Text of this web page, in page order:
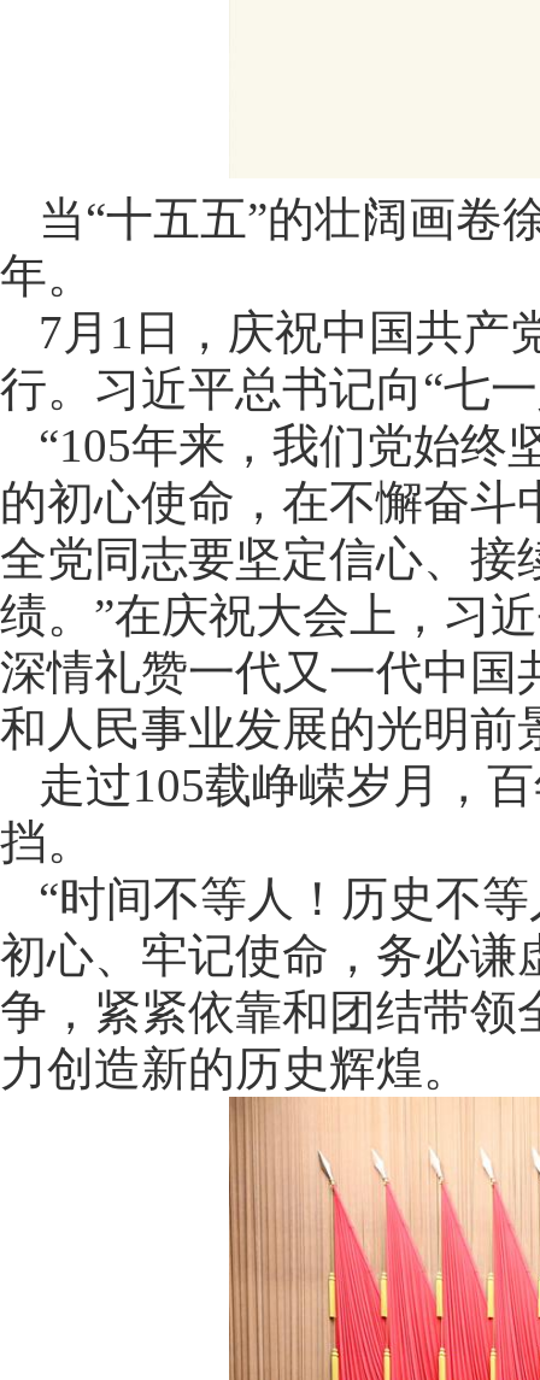
当“十五五”的壮阔画卷
年。
7月1日，庆祝中国共产
行。习近平总书记向“七
“105年来，我们党始终
的初心使命，在不懈奋
全党同志要坚定信心、接
绩。”在庆祝大会上，习
深情礼赞一代又一代中国
和人民事业发展的光明前
走过105载峥嵘岁月，
挡。
“时间不等人！历史不
初心、牢记使命，务必谦
争，紧紧依靠和团结带领
力创造新的历史辉煌。